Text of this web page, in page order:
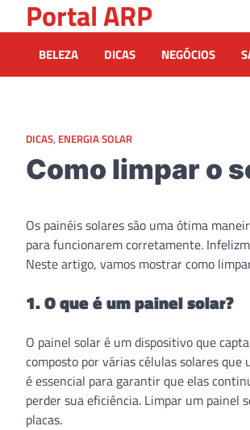
to
content
Portal ARP
BELEZA DICAS NEGÓCIOS
DICAS, ENERGIA SOLAR
Como limpar o
Os painéis solares são uma ótima
para funcionarem corretamente.
Neste artigo, vamos mostrar como
1. O que é um painel solar?
O painel solar é um dispositivo que
composto por várias células solares
é essencial para garantir que elas
perder sua eficiência. Limpar um
placas.